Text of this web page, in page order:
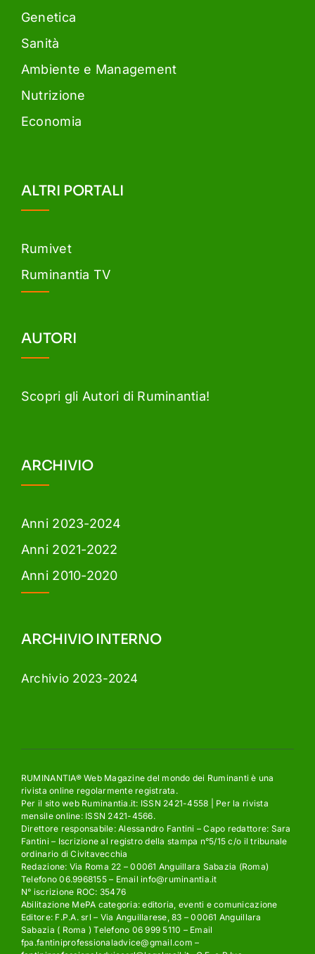
Genetica
Sanità
Ambiente e Management
Nutrizione
Economia
ALTRI PORTALI
Rumivet
Ruminantia TV
AUTORI
Scopri gli Autori di Ruminantia!
ARCHIVIO
Anni 2023-2024
Anni 2021-2022
Anni 2010-2020
ARCHIVIO INTERNO
Archivio 2023-2024
RUMINANTIA® Web Magazine del mondo dei Ruminanti è una
rivista online regolarmente registrata.
Per il sito web Ruminantia.it: ISSN 2421-4558 | Per la rivista
mensile online: ISSN 2421-4566.
Direttore responsabile: Alessandro Fantini – Capo redattore: Sara
Fantini – Iscrizione al registro della stampa n°5/15 c/o il tribunale
ordinario di Civitavecchia
Redazione: Via Roma 22 – 00061 Anguillara Sabazia (Roma)
Telefono 06.9968155 – Email info@ruminantia.it
N° iscrizione ROC: 35476
Abilitazione MePA categoria: editoria, eventi e comunicazione
Editore: F.P.A. srl – Via Anguillarese, 83 – 00061 Anguillara
Sabazia ( Roma ) Telefono 06 999 5110 – Email
fpa.fantiniprofessionaladvice@gmail.com –